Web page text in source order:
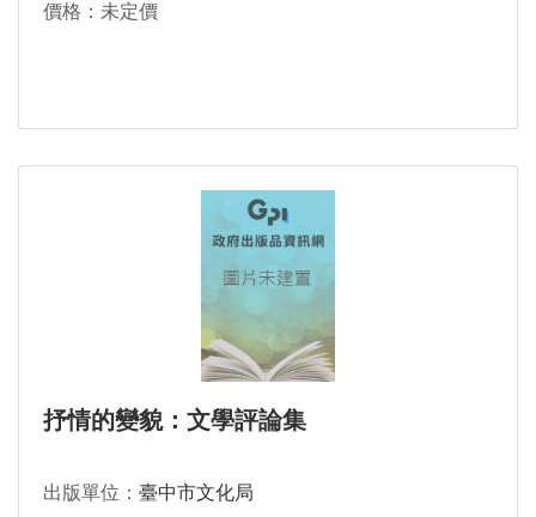
價格：未定價
抒情的變貌：文學評論集
出版單位： 臺中市文化局